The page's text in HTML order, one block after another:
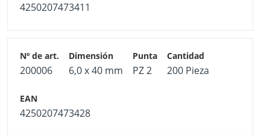
4250207473411
200006 6,0 x 40 mm PZ 2 200 Pieza
4250207473428